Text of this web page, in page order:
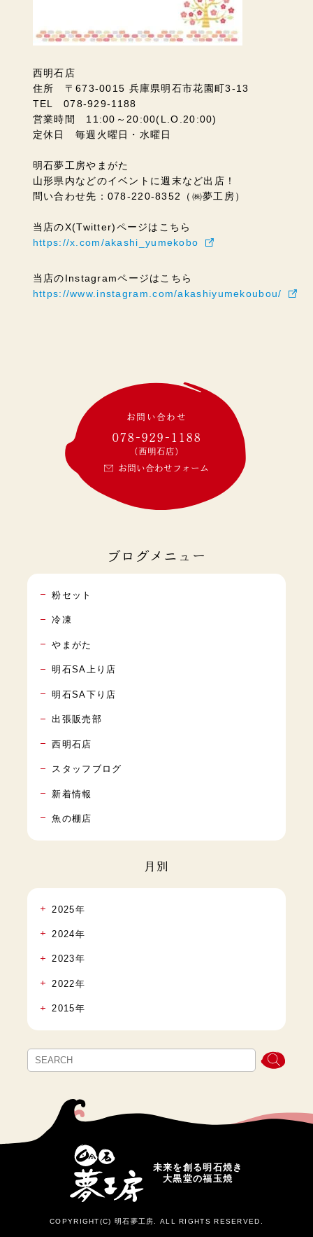
西明石店
住所 〒673-0015 兵庫県明石市花園町3-13
TEL 078-929-1188
営業時間 11:00～20:00(L.O.20:00)
定休日 毎週火曜日・水曜日
明石夢工房やまがた
山形県内などのイベントに週末など出店！
問い合わせ先：078-220-8352（㈱夢工房）
当店のX(Twitter)ページはこちら
https://x.com/akashi_yumekobo
当店のInstagramページはこちら
https://www.instagram.com/akashiyumekoubou/
お問い合わせ
078-929-1188
(西明石店)
お問い合わせフォーム
ブログメニュー
粉セット
冷凍
やまがた
明石SA上り店
明石SA下り店
出張販売部
西明石店
スタッフブログ
新着情報
魚の棚店
月別
2025年
2024年
2023年
2022年
2015年
未来を創る明石焼き
大黒堂の福玉焼
COPYRIGHT(C) 明石夢工房. ALL RIGHTS RESERVED.